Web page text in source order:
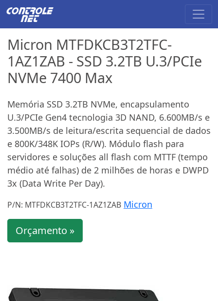
Micron MTFDKCB3T2TFC-
1AZ1ZAB - SSD 3.2TB U.3/PCIe
NVMe 7400 Max
Memória SSD 3.2TB NVMe, encapsulamento
U.3/PCIe Gen4 tecnologia 3D NAND, 6.600MB/s e
3.500MB/s de leitura/escrita sequencial de dados
e 800K/348K IOPs (R/W). Módulo flash para
servidores e soluções all flash com MTTF (tempo
médio até falhas) de 2 milhões de horas e DWPD
3x (Data Write Per Day).
P/N: MTFDKCB3T2TFC-1AZ1ZAB Micron
Orçamento »